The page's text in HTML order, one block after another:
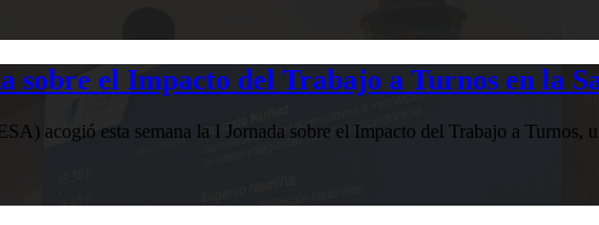
el Impacto del Trabajo a Turnos en la
acogió esta semana la I Jornada sobre el Impacto del Trabajo a